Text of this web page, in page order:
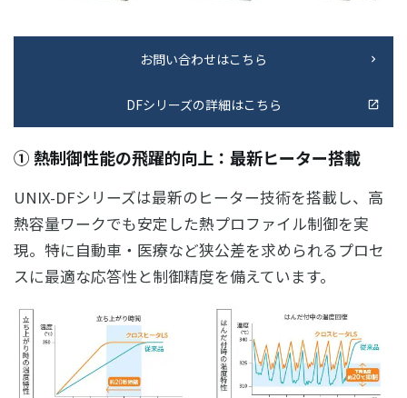
お問い合わせはこちら
DFシリーズの詳細はこちら
① 熱制御性能の飛躍的向上：最新ヒーター搭載
UNIX-DFシリーズは最新のヒーター技術を搭載し、高
熱容量ワークでも安定した熱プロファイル制御を実
現。特に自動車・医療など狭公差を求められるプロセ
スに最適な応答性と制御精度を備えています。